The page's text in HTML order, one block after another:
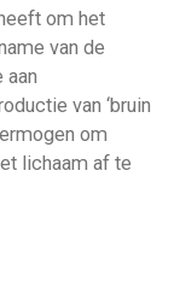
om het
van de
aan
van ‘bruin
om
lichaam af te